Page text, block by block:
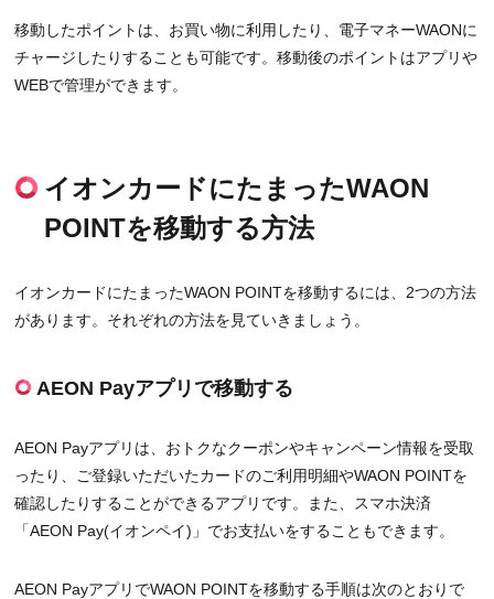
移動したポイントは、お買い物に利用したり、電子マネーWAONに
チャージしたりすることも可能です。移動後のポイントはアプリや
WEBで管理ができます。
イオンカードにたまったWAON
POINTを移動する方法
イオンカードにたまったWAON POINTを移動するには、2つの方法
があります。それぞれの方法を見ていきましょう。
AEON Payアプリで移動する
AEON Payアプリは、おトクなクーポンやキャンペーン情報を受取
ったり、ご登録いただいたカードのご利用明細やWAON POINTを
確認したりすることができるアプリです。また、スマホ決済
「AEON Pay(イオンペイ)」でお支払いをすることもできます。
AEON PayアプリでWAON POINTを移動する手順は次のとおりで